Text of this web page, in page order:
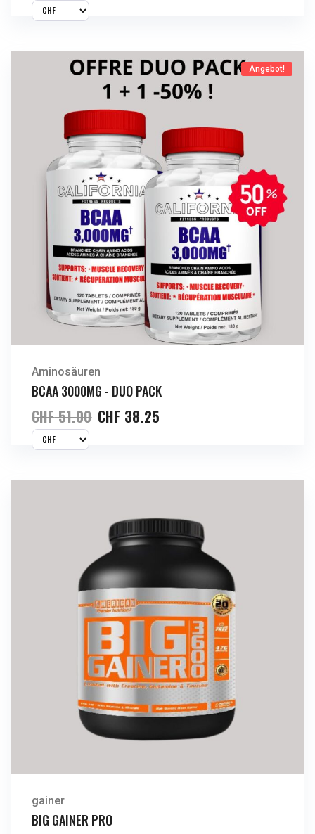
Jetzt Kaufen Angebot!
Aminosäuren
BCAA 3000MG - DUO PACK
CHF51.00 CHF 38.25
gainer
BIG GAINER PRO